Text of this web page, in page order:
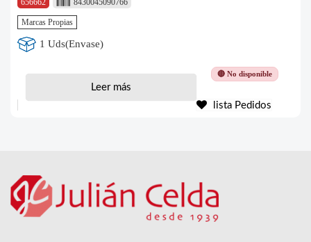
Marcas Propias
1 Uds(Envase)
🔴 No disponible
Leer más
lista Pedidos